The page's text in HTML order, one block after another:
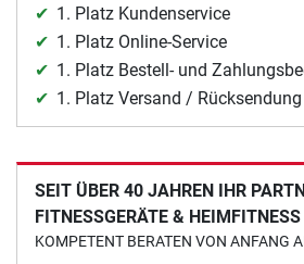
1. Platz Kundenservice
1. Platz Online-Service
1. Platz Bestell- und
1. Platz Versand / Rücksendung
SEIT ÜBER 40 JAHREN IHR
FITNESSGERÄTE & HEIMFITNESS
KOMPETENT BERATEN VON ANFANG